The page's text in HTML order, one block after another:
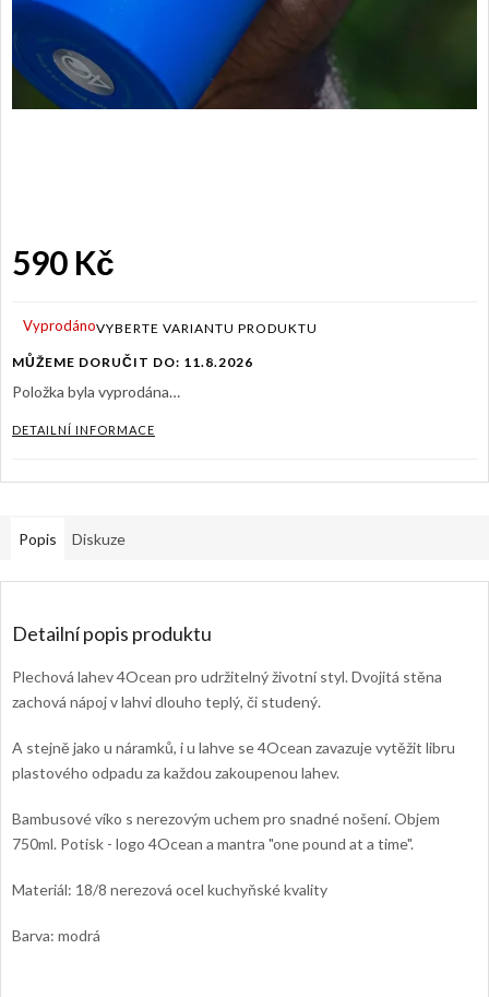
590 Kč
cena:
Vyprodáno
MŮŽEME DORUČIT DO: 11.8.2026
Položka byla vyprodána…
DETAILNÍ INFORMACE
Popis Diskuze
Detailní popis produktu
Plechová lahev 4Ocean pro udržitelný životní styl. Dvojitá stěna
zachová nápoj v lahvi dlouho teplý, či studený.
A stejně jako u náramků, i u lahve se 4Ocean zavazuje vytěžit libru
plastového odpadu za každou zakoupenou lahev.
Bambusové víko s nerezovým uchem pro snadné nošení. Objem
750ml. Potisk - logo 4Ocean a mantra "one pound at a time".
Materiál: 18/8 nerezová ocel kuchyňské kvality
Barva: modrá